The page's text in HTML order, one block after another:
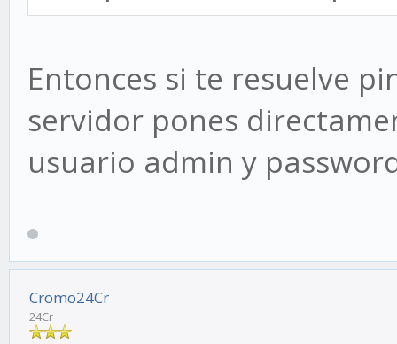
Entonces si te resuelve
servidor pones
usuario admin y
Cromo24Cr
24Cr